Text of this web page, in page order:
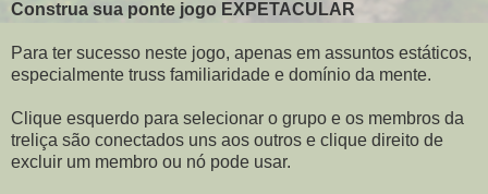
Construa sua ponte jogo EXPETACULAR
Para ter sucesso neste jogo, apenas em assuntos estáticos,
especialmente truss familiaridade e domínio da mente.
Clique esquerdo para selecionar o grupo e os membros da
treliça são conectados uns aos outros e clique direito de
excluir um membro ou nó pode usar.